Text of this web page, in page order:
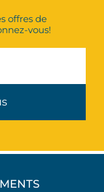
offres de
vous!